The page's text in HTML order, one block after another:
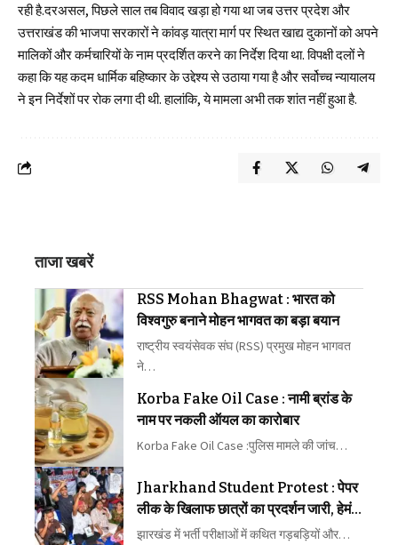
रही है.दरअसल, पिछले साल तब विवाद खड़ा हो गया था जब उत्तर प्रदेश और
उत्तराखंड की भाजपा सरकारों ने कांवड़ यात्रा मार्ग पर स्थित खाद्य दुकानों को अपने
मालिकों और कर्मचारियों के नाम प्रदर्शित करने का निर्देश दिया था. विपक्षी दलों ने
कहा कि यह कदम धार्मिक बहिष्कार के उद्देश्य से उठाया गया है और सर्वोच्च न्यायालय
ने इन निर्देशों पर रोक लगा दी थी. हालांकि, ये मामला अभी तक शांत नहीं हुआ है.
ताजा खबरें
RSS Mohan Bhagwat : भारत को
विश्वगुरु बनाने मोहन भागवत का बड़ा बयान
राष्ट्रीय स्वयंसेवक संघ (RSS) प्रमुख मोहन भागवत
ने…
Korba Fake Oil Case : नामी ब्रांड के
नाम पर नकली ऑयल का कारोबार
Korba Fake Oil Case :पुलिस मामले की जांच…
Jharkhand Student Protest : पेपर
लीक के खिलाफ छात्रों का प्रदर्शन जारी, हेमंत
सोरेन सरकार से दूसरे दौर की वार्ता भी बेनतीजा
झारखंड में भर्ती परीक्षाओं में कथित गड़बड़ियों और…